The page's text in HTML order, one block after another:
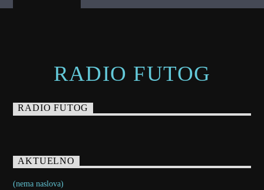
RADIO FUTOG
RADIO FUTOG
AKTUELNO
(nema naslova)